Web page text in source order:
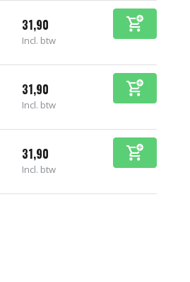
31,90
Incl. btw
31,90
Incl. btw
31,90
Incl. btw